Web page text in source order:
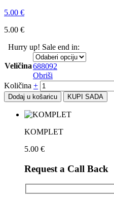
5.00 €
5.00 €
Hurry up! Sale end in:
Veličina688092
Obriši
Količina +
Dodaj u košaricu KUPI SADA
KOMPLET
5.00 €
Request a Call Back